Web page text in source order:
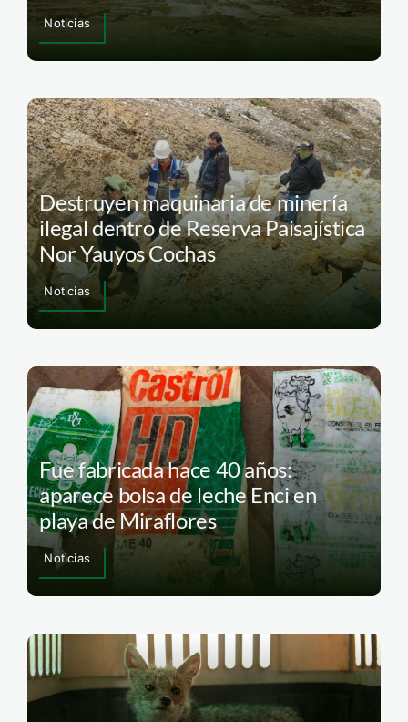
Noticias
Destruyen maquinaria de minería
ilegal dentro de Reserva Paisajística
Nor Yauyos Cochas
Noticias
Fue fabricada hace 40 años:
aparece bolsa de leche Enci en
playa de Miraflores
Noticias